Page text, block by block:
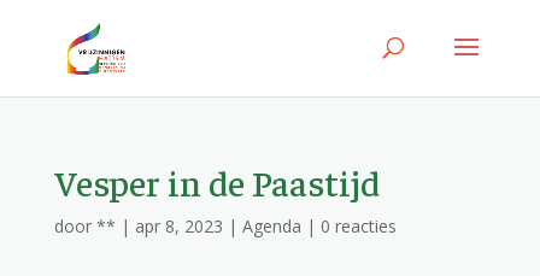
Vesper in de Paastijd
door ** | apr 8, 2023 | Agenda | 0 reacties